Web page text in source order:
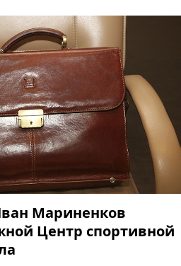
Мариненков
Центр спортивной